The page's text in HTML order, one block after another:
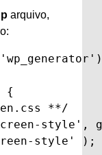
arquivo,
{
**/
style',
style' );